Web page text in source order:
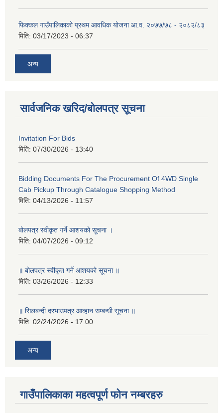
फिक्कल गाउँपालिकाको प्रथम आवधिक योजना आ.व. २०७७/७८ - २०८२/८३
मिति: 03/17/2023 - 06:37
अन्य
सार्वजनिक खरिद/बोलपत्र सूचना
Invitation For Bids
मिति: 07/30/2026 - 13:40
Bidding Documents For The Procurement Of 4WD Single
Cab Pickup Through Catalogue Shopping Method
मिति: 04/13/2026 - 11:57
बोलपत्र स्वीकृत गर्ने आशयको सूचना ।
मिति: 04/07/2026 - 09:12
॥ बोलपत्र स्वीकृत गर्ने आशयको सूचना ॥
मिति: 03/26/2026 - 12:33
॥ सिलबन्दी दरभाउपत्र आव्हान सम्बन्धी सूचना ॥
मिति: 02/24/2026 - 17:00
अन्य
गाउँपालिकाका महत्वपूर्ण फोन नम्बरहरु